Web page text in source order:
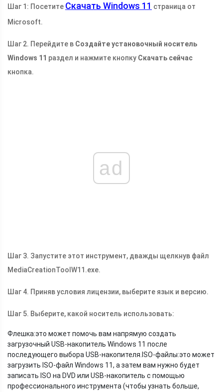
Шаг 1: Посетите Скачать Windows 11 страница от
Microsoft.
Шаг 2. Перейдите в Создайте установочный носитель
Windows 11 раздел и нажмите кнопку Скачать сейчас
кнопка.
ad
Шаг 3. Запустите этот инструмент, дважды щелкнув файл
MediaCreationToolW11.exe.
Шаг 4. Приняв условия лицензии, выберите язык и версию.
Шаг 5. Выберите, какой носитель использовать:
Флешка:это может помочь вам напрямую создать
загрузочный USB-накопитель Windows 11 после
последующего выбора USB-накопителя.ISO-файлы:это может
загрузить ISO-файл Windows 11, а затем вам нужно будет
записать ISO на DVD или USB-накопитель с помощью
профессионального инструмента (чтобы узнать больше,